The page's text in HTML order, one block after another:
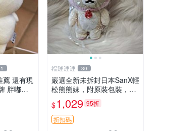
1
薦 還有現
胖嘟嘟
小熊掛
枕
福運連連 30
嚴選全新未拆封日本SanX輕
松熊熊妹，附原裝包裝，毛
絨質地極佳，細膩可愛，推
薦收藏兼送禮，適合女性好
友或家人，限量釋出。鬆
熊、熊玩偶、收藏品
$1,029 95折
折扣碼